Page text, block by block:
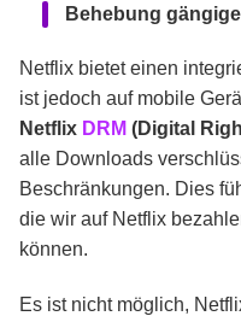
Behebung
Häufig gestellte
Fazit
Netflix bietet einen
ist jedoch auf mobile
Netflix DRM (Digital
alle Downloads
Beschränkungen. Dies
die wir auf Netflix
können.
Es ist nicht möglich,